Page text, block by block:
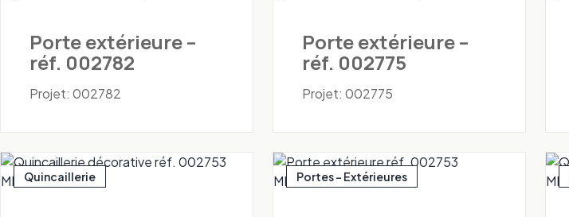
Porte extérieure –
réf. 002782
Projet: 002782
Porte extérieure –
réf. 002775
Projet: 002775
Quincaillerie Portes - Extérieures